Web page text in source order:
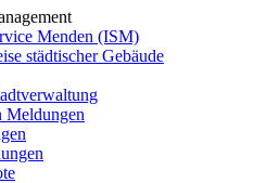
Menden (ISM)
städtischer Gebäude
Meldungen